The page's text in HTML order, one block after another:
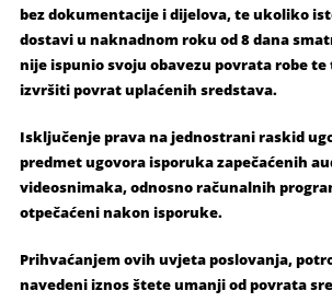
bez dokumentacije i dijelova, te ukoliko
dostavi u naknadnom roku od 8 dana
nije ispunio svoju obavezu povrata robe
izvršiti povrat uplaćenih sredstava.
Isključenje prava na jednostrani raskid
predmet ugovora isporuka zapečaćenih
videosnimaka, odnosno računalnih
otpečaćeni nakon isporuke.
Prihvaćanjem ovih uvjeta poslovanja,
navedeni iznos štete umanji od povrata